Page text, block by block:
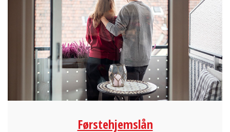
Førstehjemslån